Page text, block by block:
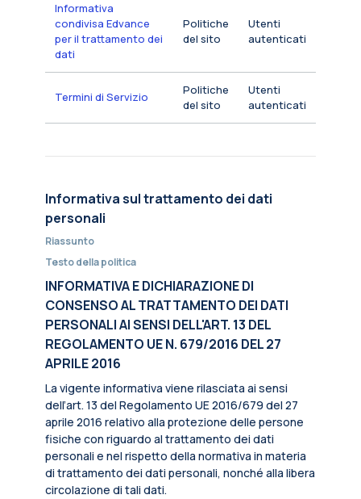
Informativa
condivisa Edvance
per il trattamento dei
dati
Politiche
del sito
Utenti
autenticati
Termini di Servizio
Politiche
del sito
Utenti
autenticati
Informativa sul trattamento dei dati
personali
Riassunto
Testo della politica
INFORMATIVA E DICHIARAZIONE DI
CONSENSO AL TRATTAMENTO DEI DATI
PERSONALI AI SENSI DELL'ART. 13 DEL
REGOLAMENTO UE N. 679/2016 DEL 27
APRILE 2016
La vigente informativa viene rilasciata ai sensi
dell’art. 13 del Regolamento UE 2016/679 del 27
aprile 2016 relativo alla protezione delle persone
fisiche con riguardo al trattamento dei dati
personali e nel rispetto della normativa in materia
di trattamento dei dati personali, nonché alla libera
circolazione di tali dati.